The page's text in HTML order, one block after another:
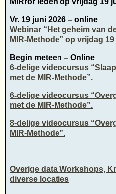
Vr. 19 juni 2026 – online
Webinar “Het geheim van
MIR-Methode” op vrijdag
Begin meteen – Online
6-delige videocursus
met de MIR-Methode”.
6-delige videocursus
met de MIR-Methode”.
8-delige videocursus
MIR-Methode”.
Overige data Workshops,
diverse locaties